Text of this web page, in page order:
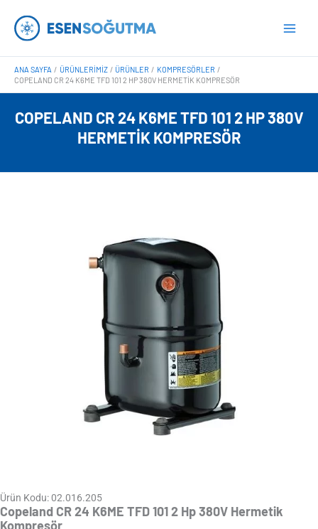
atla
ANA SAYFA ÜRÜNLERIMIZ ÜRÜNLER
KOMPRESÖRLER
COPELAND CR 24 K6ME TFD 101 2 HP 380V HERMETIK KOMPRESÖR
COPELAND CR 24 K6ME TFD 101 2 HP 380V
HERMETIK KOMPRESÖR
Ürün Kodu: 02.016.205
Copeland CR 24 K6ME TFD 101 2 Hp 380V Hermetik
Kompresör